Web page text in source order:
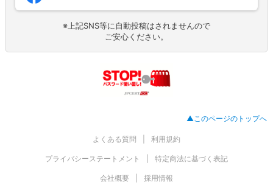
※上記SNS等に自動投稿はされませんので
ご安心ください。
▲このページのトップへ
よくある質問 利用規約
プライバシーステートメント 特定商法に基づく表記
会社概要 採用情報